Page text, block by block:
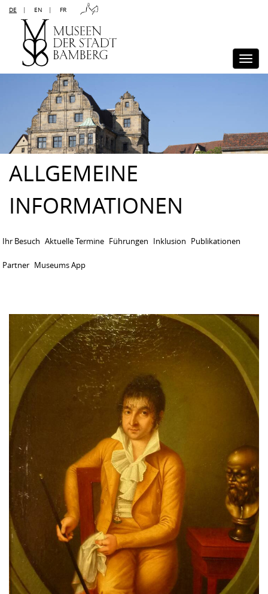
DE EN FR
Kontakt Sitemap Impressum
Disclaimer
Presse
ALLGEMEINE
INFORMATIONEN
Ihr Besuch Aktuelle Termine Führungen Inklusion Publikationen
Partner Museums App